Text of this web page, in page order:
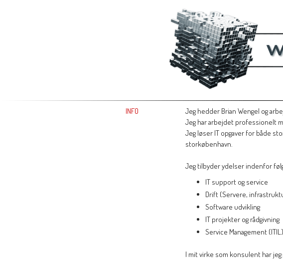
INFO
Jeg hedder Brian Wengel og
Jeg har arbejdet professionelt
Jeg løser IT opgaver for både
storkøbenhavn.
Jeg tilbyder ydelser indenfor
IT support og service
Drift (Servere,
Software udvikling
IT projekter og rådgivning
Service Management (ITIL)
I mit virke som konsulent har
Kunder referencer:
WIT's FilePath tool: